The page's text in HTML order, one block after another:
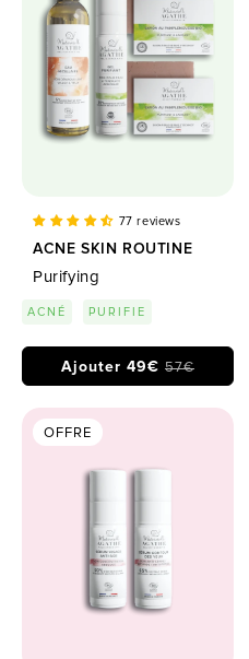
77 reviews
ACNE SKIN ROUTINE
Purifying
ACNÉ PURIFIE
Ajouter 49€ 57€
OFFRE